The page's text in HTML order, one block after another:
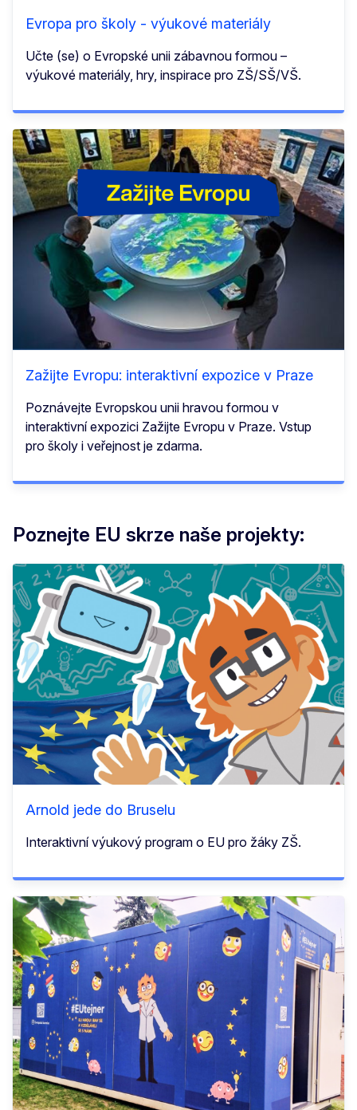
Evropa pro školy - výukové materiály
Učte (se) o Evropské unii zábavnou formou –
výukové materiály, hry, inspirace pro ZŠ/SŠ/VŠ.
Zažijte Evropu: interaktivní expozice v Praze
Poznávejte Evropskou unii hravou formou v
interaktivní expozici Zažijte Evropu v Praze. Vstup
pro školy i veřejnost je zdarma.
Poznejte EU skrze naše projekty:
Arnold jede do Bruselu
Interaktivní výukový program o EU pro žáky ZŠ.